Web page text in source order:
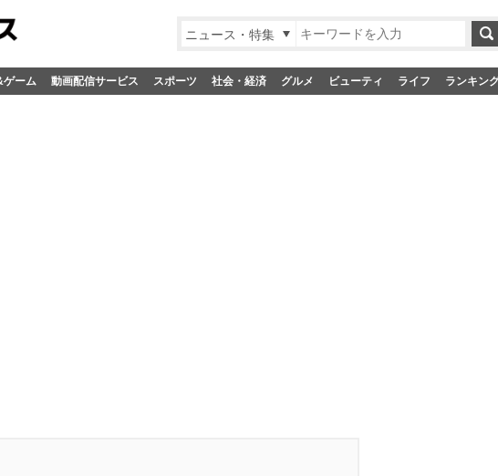
ニュース・特集
ゲーム 動画配信サービス スポーツ 社会・経済 グルメ ビューティ ライフ ランキン